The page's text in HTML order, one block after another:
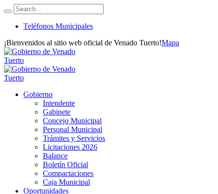
Teléfonos Municipales
¡Bienvenidos al sitio web oficial de Venado Tuerto!Mapa
Gobierno
Intendente
Gabinete
Concejo Municipal
Personal Municipal
Trámites y Servicios
Licitaciones 2026
Balance
Boletín Oficial
Compactaciones
Caja Municipal
Oportunidades